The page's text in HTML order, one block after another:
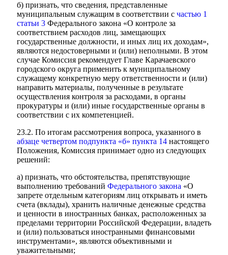
б) признать, что сведения, представленные
муниципальным служащим в соответствии с частью 1
статьи 3 Федерального закона «О контроле за
соответствием расходов лиц, замещающих
государственные должности, и иных лиц их доходам»,
являются недостоверными и (или) неполными. В этом
случае Комиссия рекомендует Главе Карачаевского
городского округа применить к муниципальному
служащему конкретную меру ответственности и (или)
направить материалы, полученные в результате
осуществления контроля за расходами, в органы
прокуратуры и (или) иные государственные органы в
соответствии с их компетенцией.
23.2. По итогам рассмотрения вопроса, указанного в
абзаце четвертом подпункта «б» пункта 14 настоящего
Положения, Комиссия принимает одно из следующих
решений:
а) признать, что обстоятельства, препятствующие
выполнению требований Федерального закона «О
запрете отдельным категориям лиц открывать и иметь
счета (вклады), хранить наличные денежные средства
и ценности в иностранных банках, расположенных за
пределами территории Российской Федерации, владеть
и (или) пользоваться иностранными финансовыми
инструментами», являются объективными и
уважительными;